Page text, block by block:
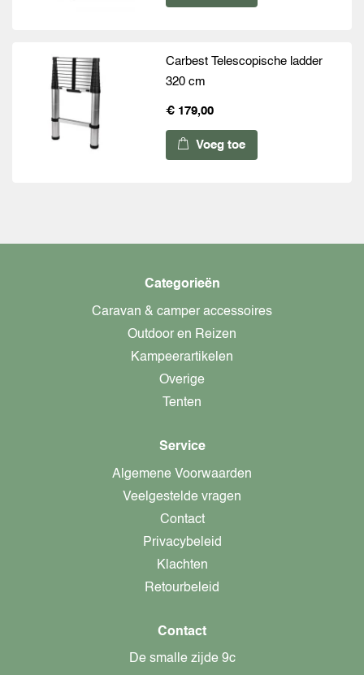
Carbest Telescopische ladder
320 cm
€ 179,00
Voeg toe
Categorieën
Caravan & camper accessoires
Outdoor en Reizen
Kampeerartikelen
Overige
Tenten
Service
Algemene Voorwaarden
Veelgestelde vragen
Contact
Privacybeleid
Klachten
Retourbeleid
Contact
De smalle zijde 9c